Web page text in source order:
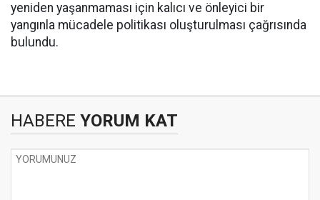
yeniden yaşanmaması için kalıcı ve önleyici bir
yangınla mücadele politikası oluşturulması çağrısında
bulundu.
HABERE YORUM KAT